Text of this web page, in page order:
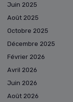
Juin 2025
Août 2025
Octobre 2025
Décembre 2025
Février 2026
Avril 2026
Juin 2026
Août 2026